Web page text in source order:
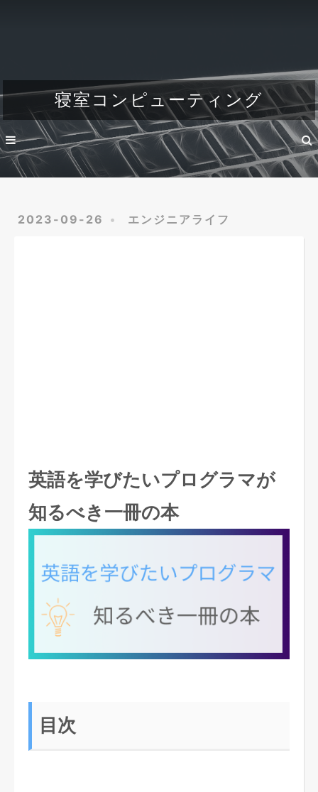
寝室コンピューティング
2023-09-26 エンジニアライフ
英語を学びたいプログラマが
知るべき一冊の本
目次
Dev
Engineer's life